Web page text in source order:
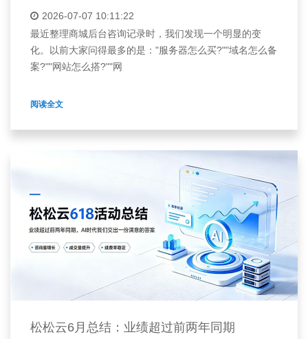
2026-07-07 10:11:22
最近整理商城后台咨询记录时，我们发现一个明显的变
化。以前大家问得最多的是："服务器怎么买?""域名怎么备
案?""网站怎么搭?""网
阅读全文
松松云6月总结：业绩超过前两年同期